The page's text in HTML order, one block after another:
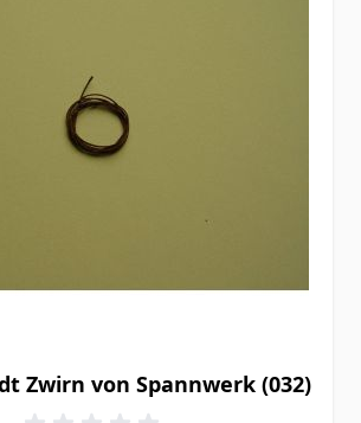
Zwirn von Spannwerk (032)